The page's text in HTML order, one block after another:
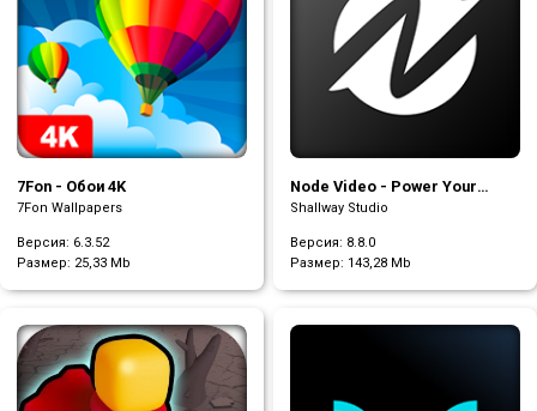
7Fon - Обои 4K
7Fon Wallpapers
Версия: 6.3.52
Размер: 25,33 Mb
Node Video - Power Your
Creativity
Shallway Studio
Версия: 8.8.0
Размер: 143,28 Mb